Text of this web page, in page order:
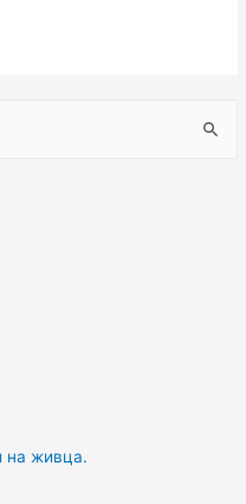
на живца.